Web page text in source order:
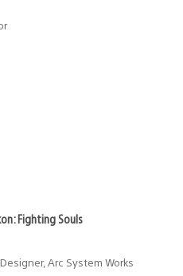
Fighting Souls
Arc System Works